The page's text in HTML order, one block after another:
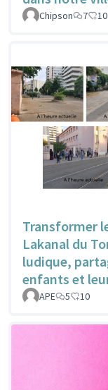
Chipson
7 10
Transformer
Lakanal du
ludique,
enfants et
APE 5 10